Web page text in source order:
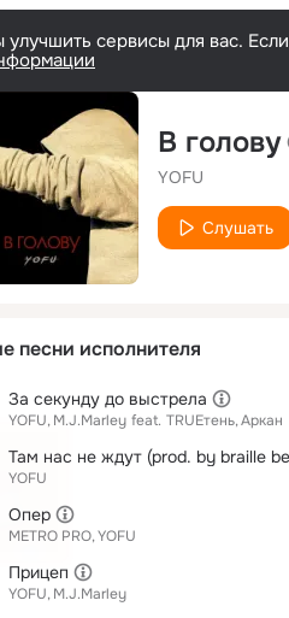
сервисы для вас.
В голову
YOFU
Слушать
песни исполнителя
За секунду до выстрела
YOFU M.J.Marley feat. TRUEтень Аркан
Там нас не ждут (prod. by braille
YOFU
Опер
METRO PRO YOFU
Прицеп
YOFU M.J.Marley